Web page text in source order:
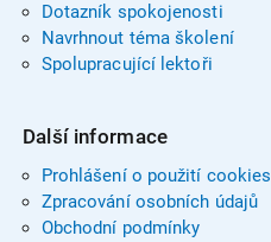
Dotazník spokojenosti
Navrhnout téma školení
Spolupracující lektoři
Další informace
Prohlášení o použití cookies
Zpracování osobních údajů
Obchodní podmínky